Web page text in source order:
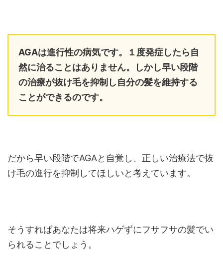
AGAは進行性の病気です。１度発症したら自
然に治ることはありません。しかし早い段階
の治療が抜け毛を抑制し自分の髪を維持する
ことができるのです。
だから早い段階でAGAと自覚し、正しい治療法で抜
け毛の進行を抑制してほしいと考えています。
そうすればあなたは将来ハゲずにフサフサの髪でい
られることでしょう。